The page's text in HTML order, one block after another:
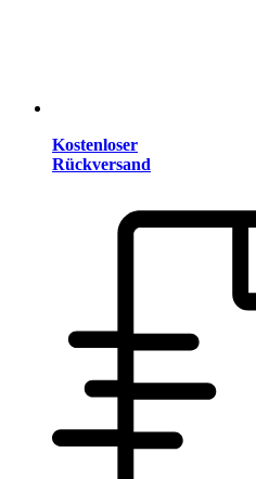
Kostenloser
Rückversand